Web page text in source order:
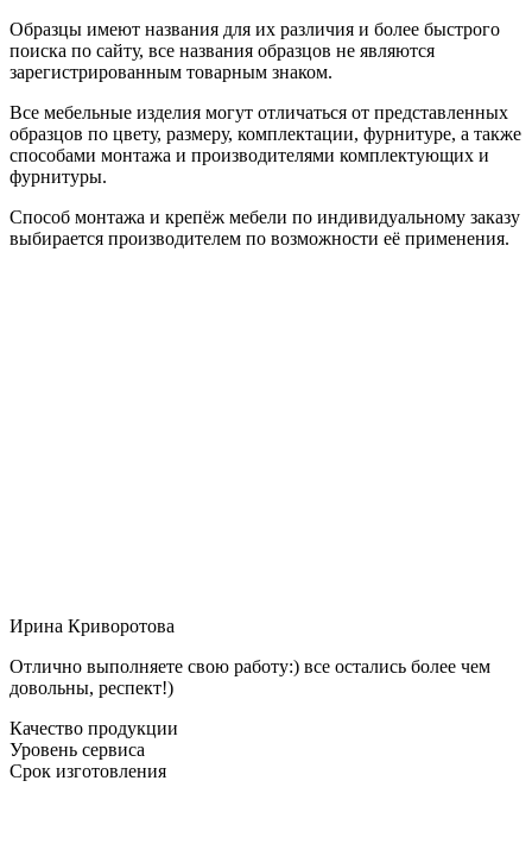
Образцы имеют названия для их различия и более быстрого
поиска по сайту, все названия образцов не являются
зарегистрированным товарным знаком.
Все мебельные изделия могут отличаться от представленных
образцов по цвету, размеру, комплектации, фурнитуре, а также
способами монтажа и производителями комплектующих и
фурнитуры.
Способ монтажа и крепёж мебели по индивидуальному заказу
выбирается производителем по возможности её применения.
Ирина Криворотова
Отлично выполняете свою работу:) все остались более чем
довольны, респект!)
Качество продукции
Уровень сервиса
Срок изготовления